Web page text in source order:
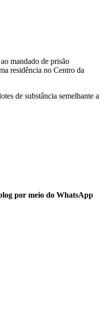
mandado de prisão
residência no Centro da
de substância semelhante a
por meio do WhatsApp